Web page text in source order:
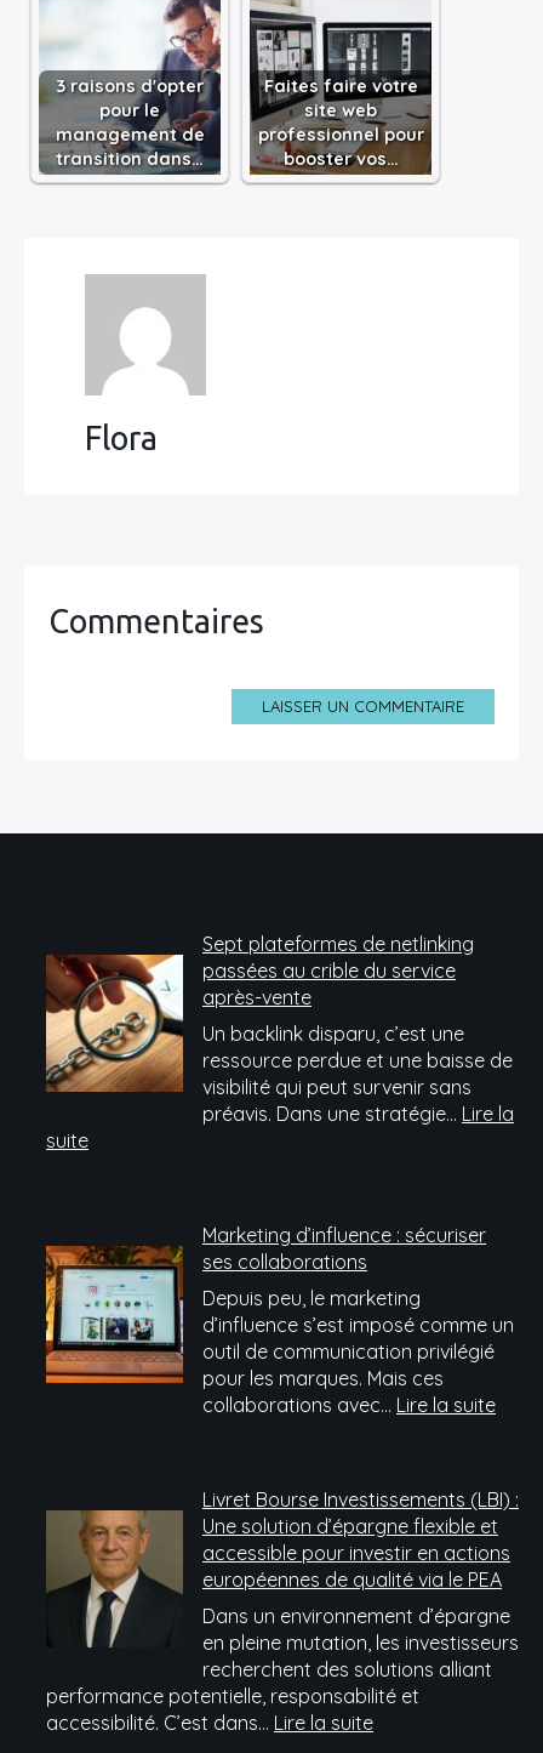
3 raisons d'opter
pour le
management de
transition dans…
Faites faire votre
site web
professionnel pour
booster vos…
Flora
Commentaires
LAISSER UN COMMENTAIRE
Sept plateformes de netlinking
passées au crible du service
après-vente
Un backlink disparu, c’est une
ressource perdue et une baisse de
visibilité qui peut survenir sans
préavis. Dans une stratégie… Lire la
suite:
netlinking
passées
au
crible
du
service
Marketing d’influence : sécuriser
ses collaborations
Depuis peu, le marketing
d’influence s’est imposé comme un
outil de communication privilégié
pour les marques. Mais ces
collaborations avec… Lire la suite:
ses
Livret Bourse Investissements (LBI) :
Une solution d’épargne flexible et
accessible pour investir en actions
européennes de qualité via le PEA
Dans un environnement d’épargne
en pleine mutation, les investisseurs
recherchent des solutions alliant
performance potentielle, responsabilité et
accessibilité. C’est dans… Lire la suite: